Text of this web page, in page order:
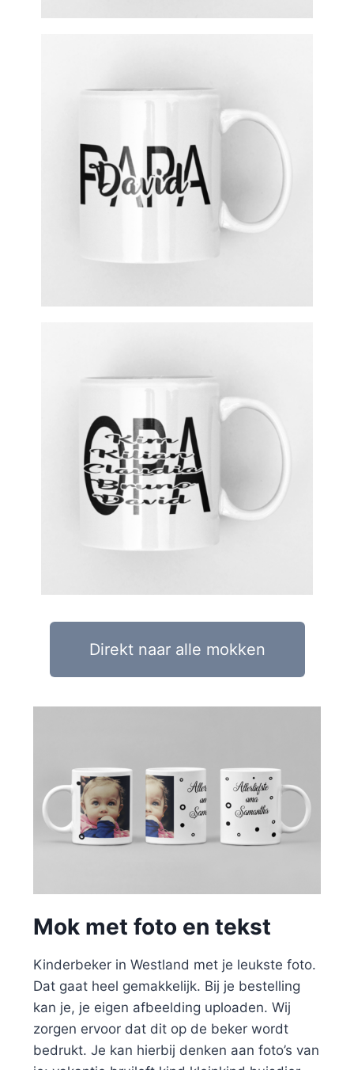
Direkt naar alle mokken
Mok met foto en tekst
Kinderbeker in Westland met je leukste foto.
Dat gaat heel gemakkelijk. Bij je bestelling
kan je, je eigen afbeelding uploaden. Wij
zorgen ervoor dat dit op de beker wordt
bedrukt. Je kan hierbij denken aan foto’s van